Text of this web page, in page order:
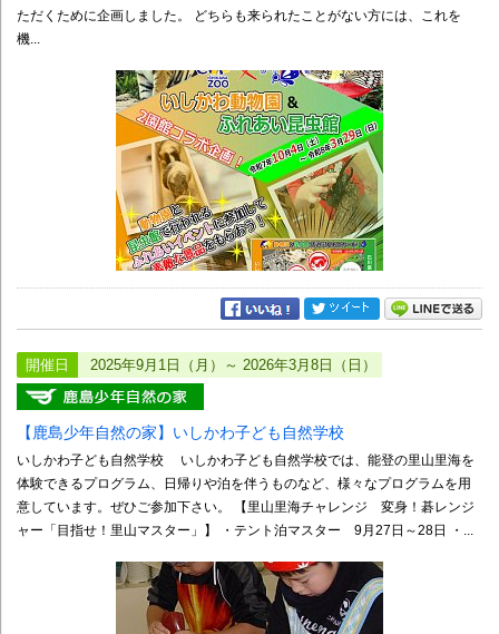
ただくために企画しました。 どちらも来られたことがない方には、これを
機...
開催日 2025年9月1日（月）～ 2026年3月8日（日）
【鹿島少年自然の家】いしかわ子ども自然学校
いしかわ子ども自然学校 いしかわ子ども自然学校では、能登の里山里海を
体験できるプログラム、日帰りや泊を伴うものなど、様々なプログラムを用
意しています。ぜひご参加下さい。 【里山里海チャレンジ 変身！碁レンジ
ャー「目指せ！里山マスター」】 ・テント泊マスター 9月27日～28日 ・...